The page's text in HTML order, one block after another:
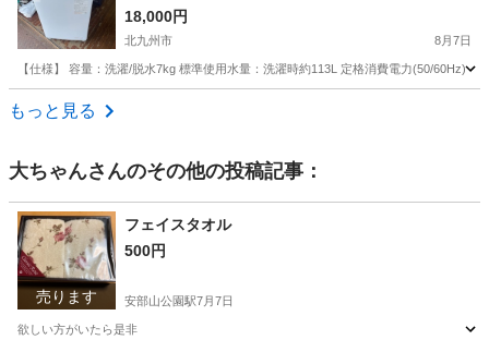
18,000円
北九州市 8月7日
【仕様】 容量：洗濯/脱水7kg 標準使用水量：洗濯時約113L 定格消費電力(50/60Hz)
福岡 北九州市
もっと見る
大ちゃんさんのその他の投稿記事：
売ります
フェイスタオル
500円
安部山公園駅7月7日
欲しい方がいたら是非